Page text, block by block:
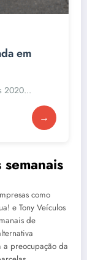
em
2020...
→
como
e Tony Veículos
de
a preocupação da